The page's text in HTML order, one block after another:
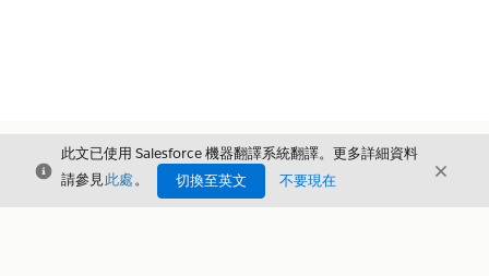
結束
此文已使用 Salesforce 機器翻譯系統翻譯。更多詳細資料
請參見此處。 切換至英文 不要現在 結束